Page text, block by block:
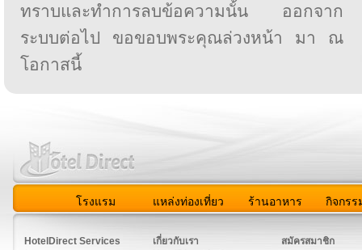
ทราบและทำการลบข้อความนั้น ออกจาก
ระบบต่อไป ขอขอบพระคุณล่วงหน้า มา ณ
โอกาสนี้
โรงแรม แหล่งท่องเที่ยว ร้านอาหาร กิจกรร
HotelDirect Services
เกี่ยวกับเรา
สมัครสมาชิก